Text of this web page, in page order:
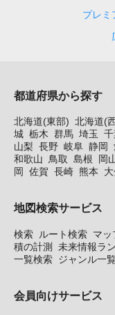
プレミ
都道府県から探す
北海道(東部) 北海道(
城 栃木 群馬 埼玉
山梨 長野 岐阜 静岡
和歌山
鳥取 島根 岡
岡
佐賀 長崎 熊本
地図検索サービス
検索 ルート検索 マッ
積の計測
未来情報ラ
一覧検索 ジャンル一
会員向けサービス